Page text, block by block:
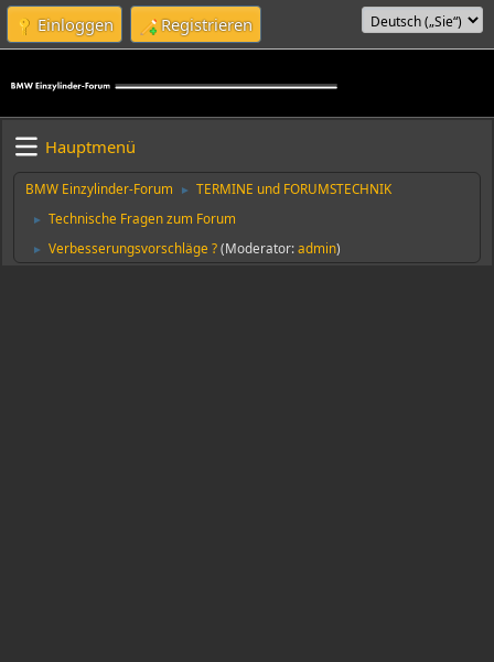
Einloggen Registrieren
Hauptmenü
BMW Einzylinder-Forum ► TERMINE und FORUMSTECHNIK
► Technische Fragen zum Forum
► Verbesserungsvorschläge ?(Moderator:admin)